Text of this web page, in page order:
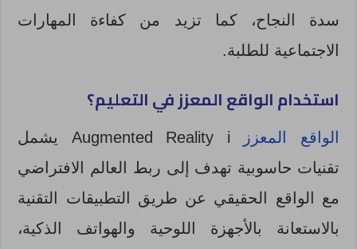
سدة النجاح، كما تزيد من كفاءة المهارات
الاجتماعية للطلبة.
استخدام الواقع المعزز في التعليم؟
الواقع المعزز
Augmented Reality i يشمل
تقنيات حاسوبية تهدف إلى ربط العالم الافتراضي
مع الواقع الحقيقي عن طريق التطبيقات التقنية
بالاستعانة بالأجهزة اللوحية والهواتف الذكية،